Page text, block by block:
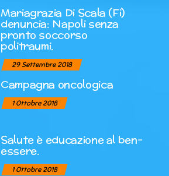
Mariagrazia Di Scala (Fi)
denuncia: Napoli senza
pronto soccorso
politraumi.
29 Settembre 2018
Campagna oncologica
1 Ottobre 2018
Salute è educazione al ben-
essere.
1 Ottobre 2018